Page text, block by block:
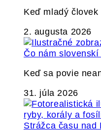
Keď mladý
2. augusta 2026
Čo nám
Keď sa povie
31. júla 2026
Strážca času nad